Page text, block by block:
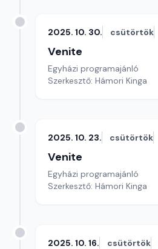
2025. 10. 30. csütörtök
Venite
Egyházi programajánló
Szerkesztő: Hámori Kinga
2025. 10. 23. csütörtök
Venite
Egyházi programajánló
Szerkesztő: Hámori Kinga
2025. 10. 16. csütörtök